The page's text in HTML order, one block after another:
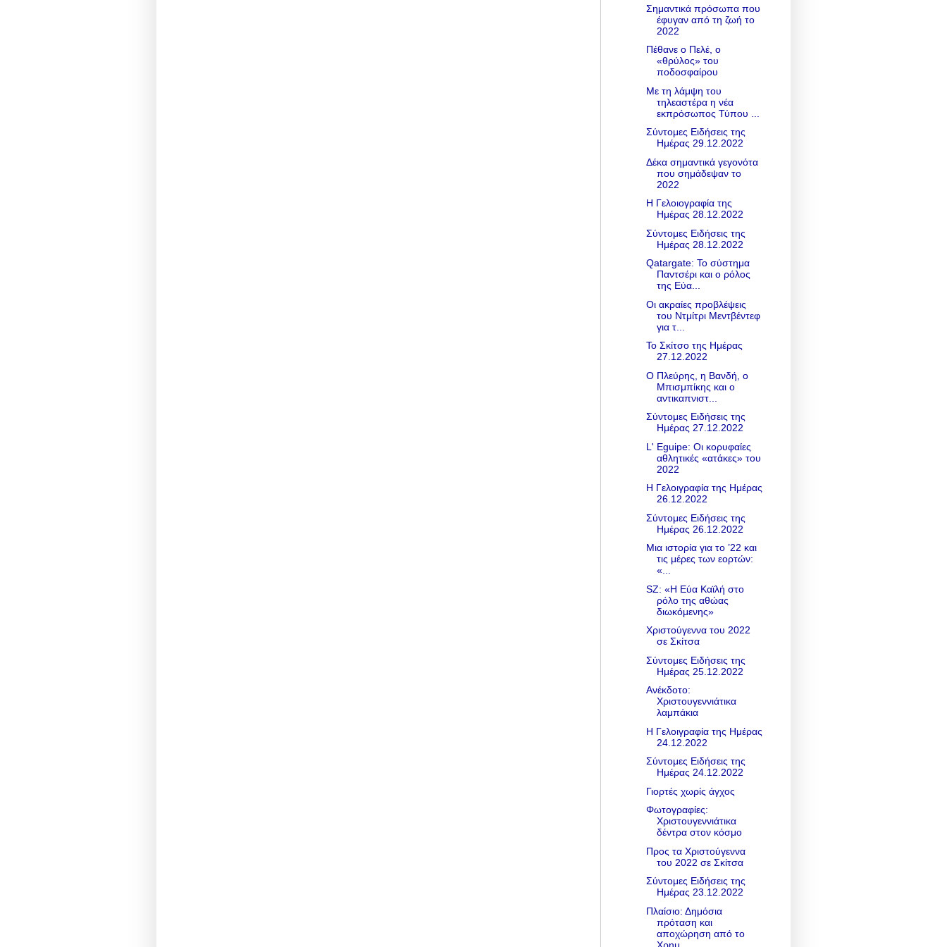
Σημαντικά πρόσωπα που
έφυγαν από τη ζωή το
2022
Πέθανε o Πελέ, ο
«θρύλος» του
ποδοσφαίρου
Με τη λάμψη του
τηλεαστέρα η νέα
εκπρόσωπος Τύπου ...
Σύντομες Ειδήσεις της
Ημέρας 29.12.2022
Δέκα σημαντικά γεγονότα
που σημάδεψαν το
2022
Η Γελοιoγραφία της
Ημέρας 28.12.2022
Σύντομες Ειδήσεις της
Ημέρας 28.12.2022
Qatargate: To σύστημα
Παντσέρι και ο ρόλος
της Εύα...
Οι ακραίες προβλέψεις
του Ντμίτρι Μεντβέντεφ
για τ...
Το Σκίτσο της Ημέρας
27.12.2022
Ο Πλεύρης, η Βανδή, ο
Μπισμπίκης και ο
αντικαπνιστ...
Σύντομες Ειδήσεις της
Ημέρας 27.12.2022
L' Eguipe: Οι κορυφαίες
αθλητικές «ατάκες» του
2022
Η Γελοιγραφία της Ημέρας
26.12.2022
Σύντομες Ειδήσεις της
Ημέρας 26.12.2022
Μια ιστορία για το ’22 και
τις μέρες των εορτών:
«...
SZ: «Η Εύα Καϊλή στο
ρόλο της αθώας
διωκόμενης»
Χριστούγεννα του 2022
σε Σκίτσα
Σύντομες Ειδήσεις της
Ημέρας 25.12.2022
Ανέκδοτο:
Χριστουγεννιάτικα
λαμπάκια
Η Γελοιγραφία της Ημέρας
24.12.2022
Σύντομες Ειδήσεις της
Ημέρας 24.12.2022
Γιορτές χωρίς άγχος
Φωτογραφίες:
Χριστουγεννιάτικα
δέντρα στον κόσμο
Προς τα Χριστούγεννα
του 2022 σε Σκίτσα
Σύντομες Ειδήσεις της
Ημέρας 23.12.2022
Πλαίσιο: Δημόσια
πρόταση και
αποχώρηση από το